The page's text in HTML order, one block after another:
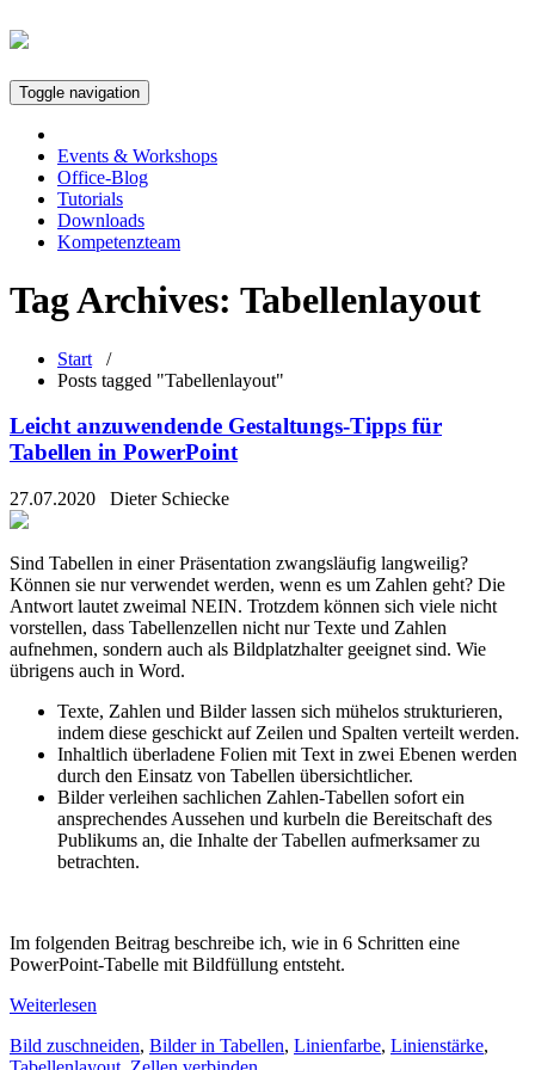
Toggle navigation
Events & Workshops
Office-Blog
Tutorials
Downloads
Kompetenzteam
Tag Archives: Tabellenlayout
Start /
Posts tagged "Tabellenlayout"
Leicht anzuwendende Gestaltungs-Tipps für
Tabellen in PowerPoint
27.07.2020 Dieter Schiecke
Sind Tabellen in einer Präsentation zwangsläufig langweilig?
Können sie nur verwendet werden, wenn es um Zahlen geht? Die
Antwort lautet zweimal NEIN. Trotzdem können sich viele nicht
vorstellen, dass Tabellenzellen nicht nur Texte und Zahlen
aufnehmen, sondern auch als Bildplatzhalter geeignet sind. Wie
übrigens auch in Word.
Texte, Zahlen und Bilder lassen sich mühelos strukturieren,
indem diese geschickt auf Zeilen und Spalten verteilt werden.
Inhaltlich überladene Folien mit Text in zwei Ebenen werden
durch den Einsatz von Tabellen übersichtlicher.
Bilder verleihen sachlichen Zahlen-Tabellen sofort ein
ansprechendes Aussehen und kurbeln die Bereitschaft des
Publikums an, die Inhalte der Tabellen aufmerksamer zu
betrachten.
Im folgenden Beitrag beschreibe ich, wie in 6 Schritten eine
PowerPoint-Tabelle mit Bildfüllung entsteht.
Weiterlesen
Bild zuschneiden, Bilder in Tabellen, Linienfarbe, Linienstärke,